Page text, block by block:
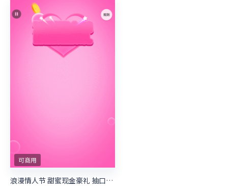
可商用
浪漫情人节 甜蜜现金豪礼 抽口令红包